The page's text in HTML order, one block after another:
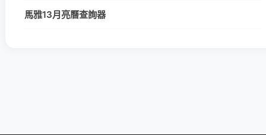
馬雅13月亮曆查詢器